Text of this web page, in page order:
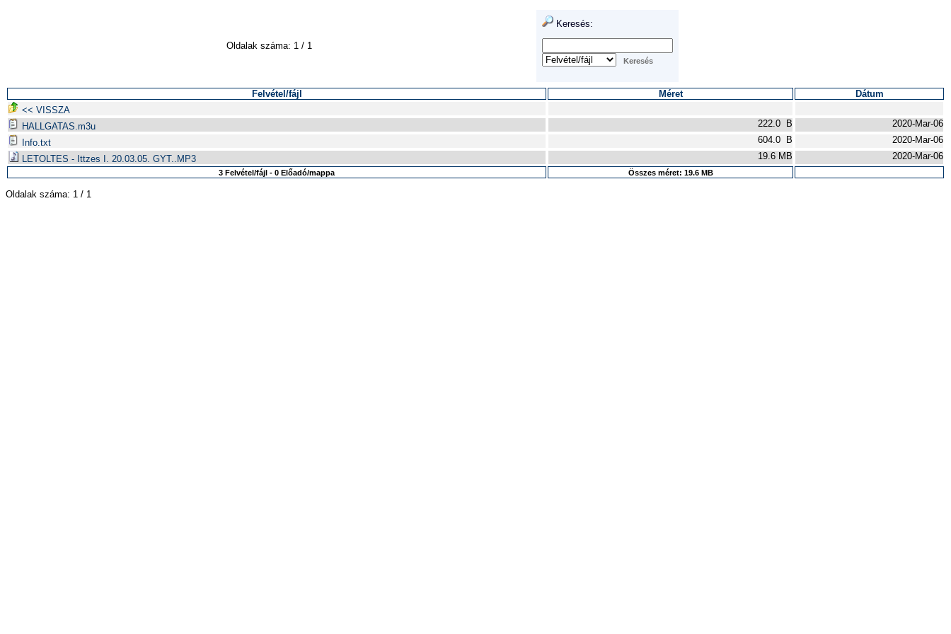
Oldalak száma: 1 / 1
Keresés:
Felvétel/fájl Méret
Dátum
<< VISSZA
HALLGATAS.m3u
222.0 B
2020-Mar-06
Info.txt
604.0 B
2020-Mar-06
LETOLTES - Ittzes I. 20.03.05. GYT..MP3
19.6 MB 2020-Mar-06
3 Felvétel/fájl - 0 Előadó/mappa Összes méret: 19.6 MB
Oldalak száma: 1 / 1